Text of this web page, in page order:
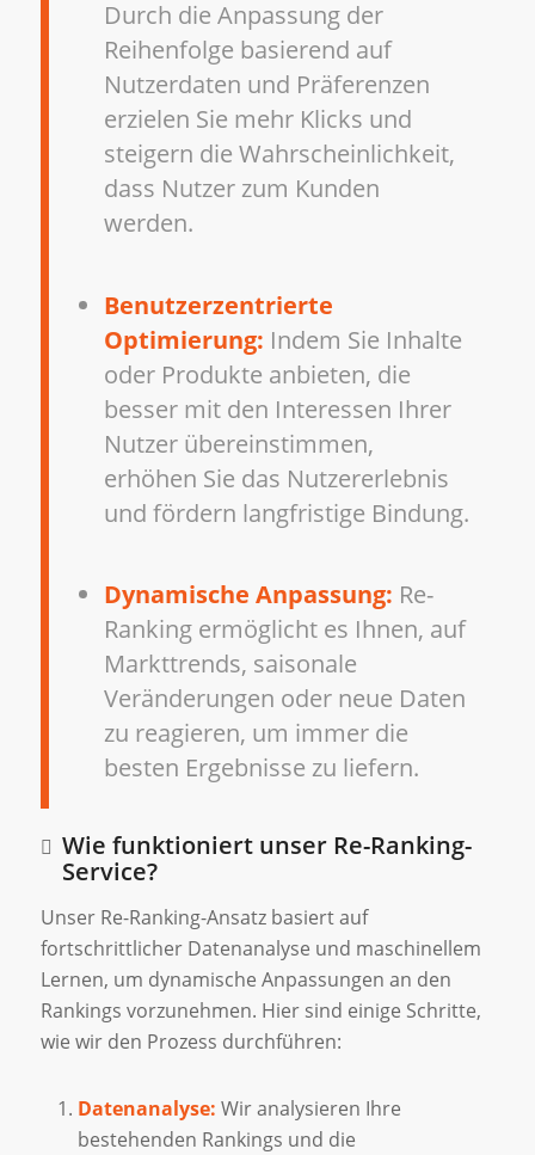
Durch die Anpassung der
Reihenfolge basierend auf
Nutzerdaten und Präferenzen
erzielen Sie mehr Klicks und
steigern die Wahrscheinlichkeit,
dass Nutzer zum Kunden
werden.
Benutzerzentrierte
Optimierung: Indem Sie Inhalte
oder Produkte anbieten, die
besser mit den Interessen Ihrer
Nutzer übereinstimmen,
erhöhen Sie das Nutzererlebnis
und fördern langfristige Bindung.
Dynamische Anpassung: Re-
Ranking ermöglicht es Ihnen, auf
Markttrends, saisonale
Veränderungen oder neue Daten
zu reagieren, um immer die
besten Ergebnisse zu liefern.
Wie funktioniert unser Re-Ranking-
Service?
Unser Re-Ranking-Ansatz basiert auf
fortschrittlicher Datenanalyse und maschinellem
Lernen, um dynamische Anpassungen an den
Rankings vorzunehmen. Hier sind einige Schritte,
wie wir den Prozess durchführen:
Datenanalyse: Wir analysieren Ihre
bestehenden Rankings und die